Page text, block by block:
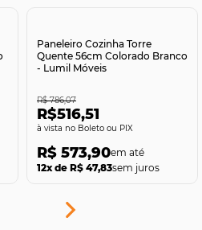
Paneleiro Cozinha Torre
Quente 56cm Colorado Branco
- Lumil Móveis
R$516,51
no Boleto ou PIX
R$ 786,07
R$ 573,90
12x de R$ 47,83sem juros